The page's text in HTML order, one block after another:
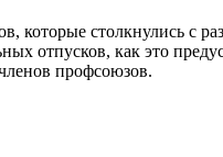
которые столк­нулись с
отпусков, как это
профсоюзов.